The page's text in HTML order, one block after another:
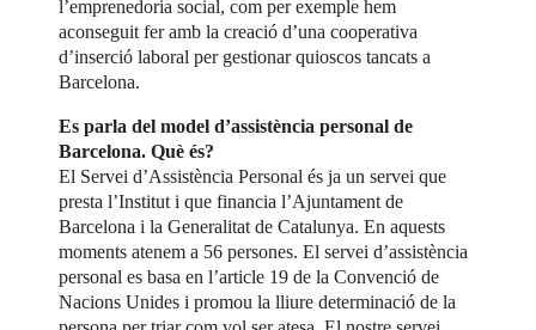
l’emprenedoria social, com per exemple hem
aconseguit fer amb la creació d’una cooperativa
d’inserció laboral per gestionar quioscos tancats a
Barcelona.
Es parla del model d’assistència personal de
Barcelona. Què és?
El Servei d’Assistència Personal és ja un servei que
presta l’Institut i que financia l’Ajuntament de
Barcelona i la Generalitat de Catalunya. En aquests
moments atenem a 56 persones. El servei d’assistència
personal es basa en l’article 19 de la Convenció de
Nacions Unides i promou la lliure determinació de la